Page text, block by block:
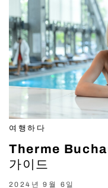
여행하다
Therme
가이드
2024년 9월 6일